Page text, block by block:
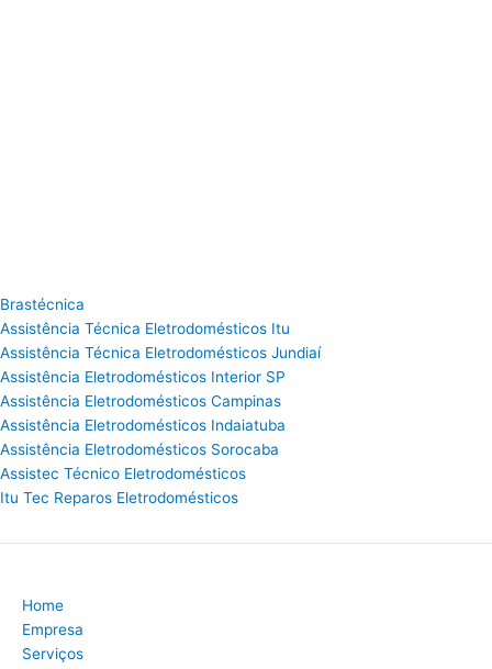
Brastécnica
Assistência Técnica Eletrodomésticos Itu
Assistência Técnica Eletrodomésticos Jundiaí
Assistência Eletrodomésticos Interior SP
Assistência Eletrodomésticos Campinas
Assistência Eletrodomésticos Indaiatuba
Assistência Eletrodomésticos Sorocaba
Assistec Técnico Eletrodomésticos
Itu Tec Reparos Eletrodomésticos
Home
Empresa
Serviços